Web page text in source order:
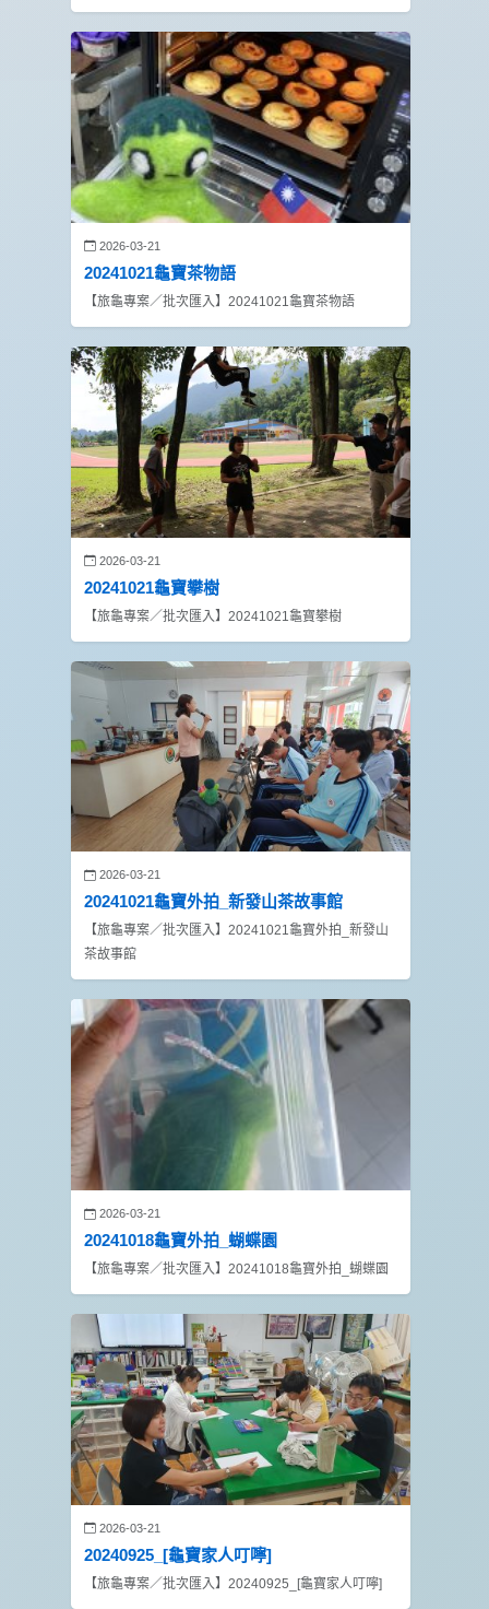
2026-03-21
20241021龜寶茶物語
【旅龜專案／批次匯入】20241021龜寶茶物語
2026-03-21
20241021龜寶攀樹
【旅龜專案／批次匯入】20241021龜寶攀樹
2026-03-21
20241021龜寶外拍_新發山茶故事館
【旅龜專案／批次匯入】20241021龜寶外拍_新發山
茶故事館
2026-03-21
20241018龜寶外拍_蝴蝶園
【旅龜專案／批次匯入】20241018龜寶外拍_蝴蝶園
2026-03-21
20240925_[龜寶家人叮嚀]
【旅龜專案／批次匯入】20240925_[龜寶家人叮嚀]